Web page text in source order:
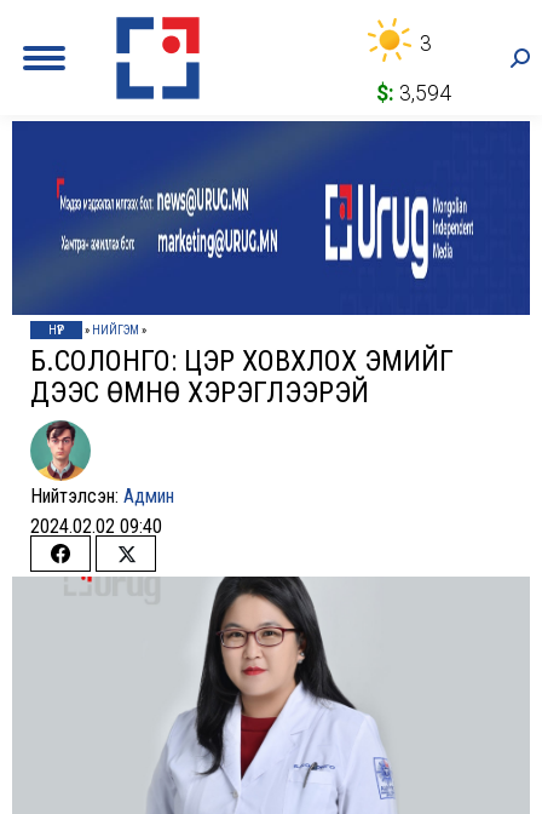
3
$: 3,594
НҮҮР » НИЙГЭМ »
Б.СОЛОНГО: ЦЭР ХОВХЛОХ ЭМИЙГ
ҮДЭЭС ӨМНӨ ХЭРЭГЛЭЭРЭЙ
Нийтэлсэн: Админ
2024.02.02 09:40
Share
Share